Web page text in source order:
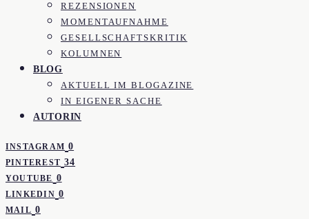
REZENSIONEN
MOMENTAUFNAHME
GESELLSCHAFTSKRITIK
KOLUMNEN
BLOG
AKTUELL IM BLOGAZINE
IN EIGENER SACHE
AUTORIN
INSTAGRAM 0
PINTEREST 34
YOUTUBE 0
LINKEDIN 0
MAIL 0